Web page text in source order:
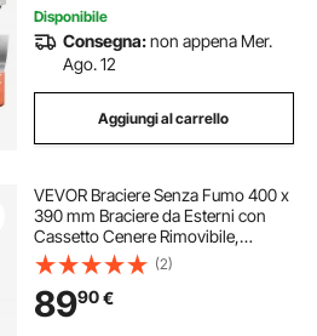
Disponibile
Consegna:non appena Mer.
Ago. 12
Aggiungi al carrello
VEVOR Braciere Senza Fumo 400 x
390 mm Braciere da Esterni con
Cassetto Cenere Rimovibile,
Braciere Portatile 6,5 kg Interno in
Acciaio Inossidabile SUS430, per
Campeggio all'Aperto in Patio, Nero
(2)
8990€